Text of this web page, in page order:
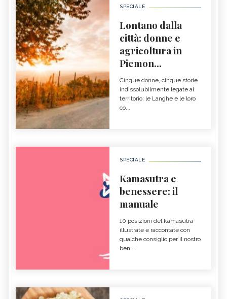
SPECIALE
Lontano dalla
città: donne e
agricoltura in
Piemon...
Cinque donne, cinque storie
indissolubilmente legate al
territorio: le Langhe e le loro
co...
SPECIALE
Kamasutra e
benessere: il
manuale
10 posizioni del kamasutra
illustrate e raccontate con
qualche consiglio per il nostro
ben...